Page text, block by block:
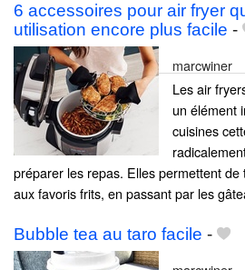
6 accessoires pour air fryer
utilisation encore plus facile -
marcwiner
Les air
un élément
cuisines
préparer les repas. Elles permettent de
aux favoris frits, en passant par les
Bubble tea au taro facile -